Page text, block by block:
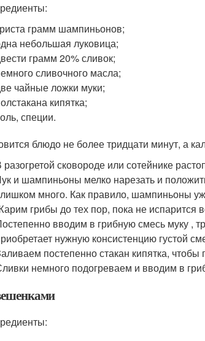
грамм шампиньонов;
небольшая луковица;
грамм 20% сливок;
сливочного масла;
чайные ложки муки;
кипятка;
специи.
блюдо не более тридцати минут, а
разогретой сковороде или сотейнике
и шампиньоны мелко нарезать и
много. Как правило, шампиньоны
грибы до тех пор, пока не испарится
вводим в грибную смесь муку ,
нужную консистенцию густой
постепенно стакан кипятка,
немного подогреваем и вводим в